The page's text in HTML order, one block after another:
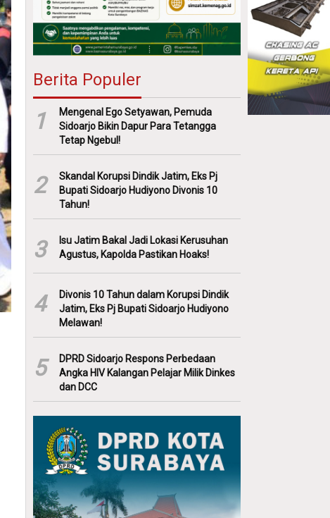
Berita Populer
1
Mengenal Ego Setyawan, Pemuda
Sidoarjo Bikin Dapur Para Tetangga
Tetap Ngebul!
2
Skandal Korupsi Dindik Jatim, Eks Pj
Bupati Sidoarjo Hudiyono Divonis 10
Tahun!
3
Isu Jatim Bakal Jadi Lokasi Kerusuhan
Agustus, Kapolda Pastikan Hoaks!
4
Divonis 10 Tahun dalam Korupsi Dindik
Jatim, Eks Pj Bupati Sidoarjo Hudiyono
Melawan!
5
DPRD Sidoarjo Respons Perbedaan
Angka HIV Kalangan Pelajar Milik Dinkes
dan DCC